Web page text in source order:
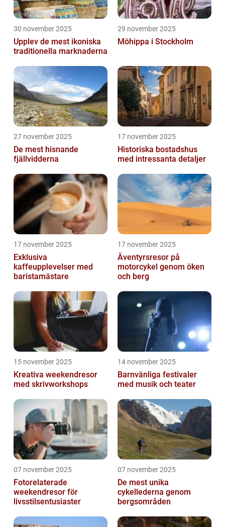
30 november 2025
Upplev de mest ikoniska
traditionella marknaderna
29 november 2025
Möhippa i Stockholm
27 november 2025
De mest hisnande
fjällvidderna
17 november 2025
Historiska bostadshus
med intressanta detaljer
17 november 2025
Exklusiva
kaffeupplevelser med
baristamästare
17 november 2025
Äventyrsresor på
motorcykel genom öken
och berg
15 november 2025
Kreativa weekendresor
med skrivworkshops
14 november 2025
Barnvänliga festivaler
med musik och teater
07 november 2025
Fotorelaterade
weekendresor för
livsstilsentusiaster
07 november 2025
De mest unika
cykellederna genom
bergsområden